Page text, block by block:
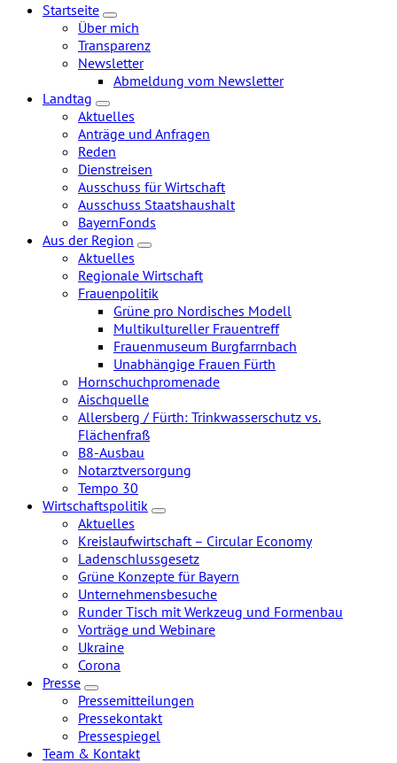
Startseite
Zeige
Untermenü
Über mich
Transparenz
Newsletter
Abmeldung vom Newsletter
Landtag
Zeige
Untermenü
Aktuelles
Anträge und Anfragen
Reden
Dienstreisen
Ausschuss für Wirtschaft
Ausschuss Staatshaushalt
BayernFonds
Aus der Region
Zeige
Aktuelles
Regionale Wirtschaft
Frauenpolitik
Grüne pro Nordisches Modell
Multikultureller Frauentreff
Frauenmuseum Burgfarrnbach
Unabhängige Frauen Fürth
Hornschuchpromenade
Aischquelle
Allersberg / Fürth: Trinkwasserschutz vs.
Flächenfraß
B8-Ausbau
Notarztversorgung
Tempo 30
Wirtschaftspolitik
Zeige
Aktuelles
Kreislaufwirtschaft – Circular Economy
Ladenschlussgesetz
Grüne Konzepte für Bayern
Unternehmensbesuche
Runder Tisch mit Werkzeug und Formenbau
Vorträge und Webinare
Ukraine
Corona
Presse
Zeige
Untermenü
Pressemitteilungen
Pressekontakt
Pressespiegel
Team & Kontakt